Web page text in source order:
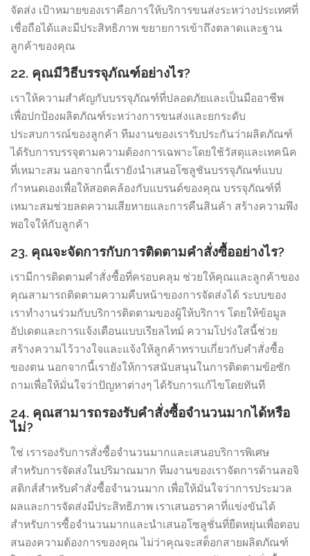
จัดส่ง เป้าหมายของเราคือการให้บริการขนส่งระหว่างประเทศที่
เชื่อถือได้และมีประสิทธิภาพ ขยายการเข้าถึงตลาดและฐาน
ลูกค้าของคุณ
22. คุณมีวิธีบรรจุภัณฑ์อย่างไร?
เราให้ความสำคัญกับบรรจุภัณฑ์ที่ปลอดภัยและเป็นมืออาชีพ
เพื่อปกป้องผลิตภัณฑ์ระหว่างการขนส่งและยกระดับ
ประสบการณ์ของลูกค้า ทีมงานของเรารับประกันว่าผลิตภัณฑ์
ได้รับการบรรจุตามความต้องการเฉพาะโดยใช้วัสดุและเทคนิค
ที่เหมาะสม นอกจากนี้เรายังนำเสนอโซลูชันบรรจุภัณฑ์แบบ
กำหนดเองเพื่อให้สอดคล้องกับแบรนด์ของคุณ บรรจุภัณฑ์ที่
เหมาะสมช่วยลดความเสียหายและการคืนสินค้า สร้างความพึง
พอใจให้กับลูกค้า
23. คุณจะจัดการกับการติดตามคำสั่งซื้ออย่างไร?
เรามีการติดตามคำสั่งซื้อที่ครอบคลุม ช่วยให้คุณและลูกค้าของ
คุณสามารถติดตามความคืบหน้าของการจัดส่งได้ ระบบของ
เราทำงานร่วมกับบริการติดตามของผู้ให้บริการ โดยให้ข้อมูล
อัปเดตและการแจ้งเตือนแบบเรียลไทม์ ความโปร่งใสนี้ช่วย
สร้างความไว้วางใจและแจ้งให้ลูกค้าทราบเกี่ยวกับคำสั่งซื้อ
ของตน นอกจากนี้เรายังให้การสนับสนุนในการติดตามข้อซัก
ถามเพื่อให้มั่นใจว่าปัญหาต่างๆ ได้รับการแก้ไขโดยทันที
24. คุณสามารถรองรับคำสั่งซื้อจำนวนมากได้หรือ
ไม่?
ใช่ เรารองรับการสั่งซื้อจำนวนมากและเสนอบริการพิเศษ
สำหรับการจัดส่งในปริมาณมาก ทีมงานของเราจัดการด้านลอจิ
สติกส์สำหรับคำสั่งซื้อจำนวนมาก เพื่อให้มั่นใจว่าการประมวล
ผลและการจัดส่งมีประสิทธิภาพ เราเสนอราคาที่แข่งขันได้
สำหรับการซื้อจำนวนมากและนำเสนอโซลูชั่นที่ยืดหยุ่นเพื่อตอบ
สนองความต้องการของคุณ ไม่ว่าคุณจะสต็อกสายผลิตภัณฑ์